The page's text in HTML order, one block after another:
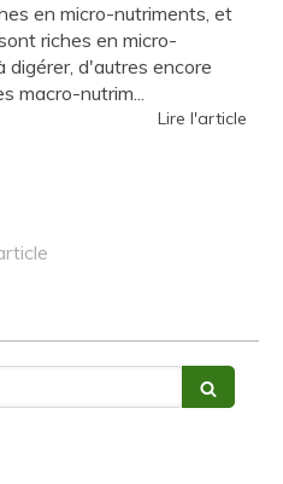
en micro-nutriments, et
riches en micro-
digérer, d'autres encore
macro-nutrim...
Lire l'article